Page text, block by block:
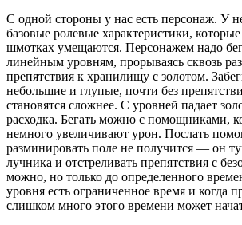
С одной стороны у нас есть персонаж. У
базовые ролевые характеристики,
шмотках умещаются. Персонажем надо
линейным уровням, прорываясь сквозь
препятствия к хранилищу с золотом.
небольшие и глупые, почти без
становятся сложнее. С уровней падает
расходка. Бегать можно с помощниками,
немного увеличивают урон. Послать
разминировать поле не получится — он
лучника и отстреливать препятствия с
можно, но только до определенного
уровня есть ограниченное время и когда
слишком много этого времени может